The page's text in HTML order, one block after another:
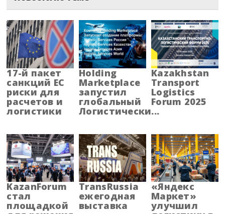
17-й пакет
санкций ЕС
риски для
расчетов и
логистики
Holding
Marketplace
запустил
глобальный
Логистически...
Kazakhstan
Transport
Logistics
Forum 2025
KazanForum
стал
площадкой
TransRussia
ежегодная
выставка
«Яндекс
Маркет»
улучшил